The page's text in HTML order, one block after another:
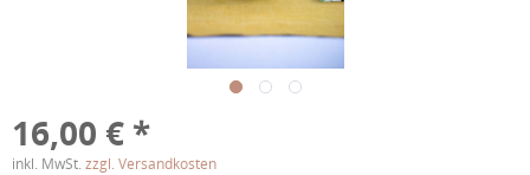
16,00 € *
inkl. MwSt. zzgl. Versandkosten